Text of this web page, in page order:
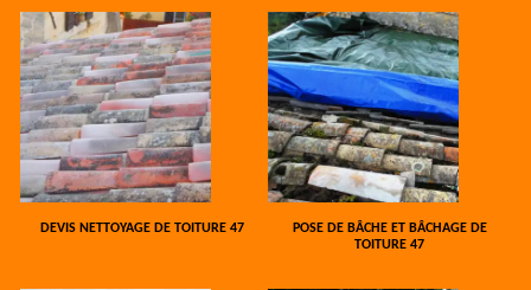
DEVIS NETTOYAGE DE TOITURE 47
POSE DE BÂCHE ET BÂCHAGE DE
TOITURE 47